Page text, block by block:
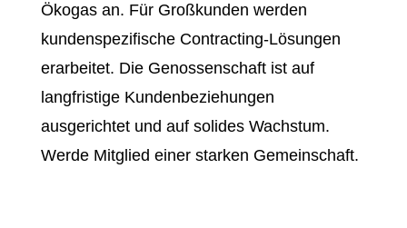
Ökogas an. Für Großkunden werden
kundenspezifische Contracting-Lösungen
erarbeitet. Die Genossenschaft ist auf
langfristige Kundenbeziehungen
ausgerichtet und auf solides Wachstum.
Werde Mitglied einer starken Gemeinschaft.